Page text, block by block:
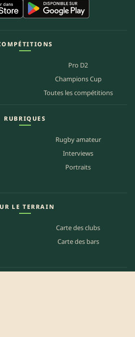
Pro D2
Champions Cup
Toutes les compétitions
RUBRIQUES
Rugby amateur
Interviews
Portraits
LE TERRAIN
Carte des clubs
Carte des bars